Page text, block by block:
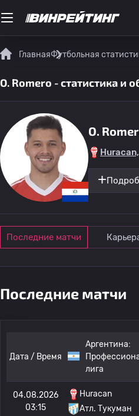
ГлавнаяФутбольная
O. Romero - статистика и
O.
Последние матчи
Последние матчи
Дата / Время
Аргентина:
лига
04.08.2026
03:15
Huracan
Атл. Тукуман